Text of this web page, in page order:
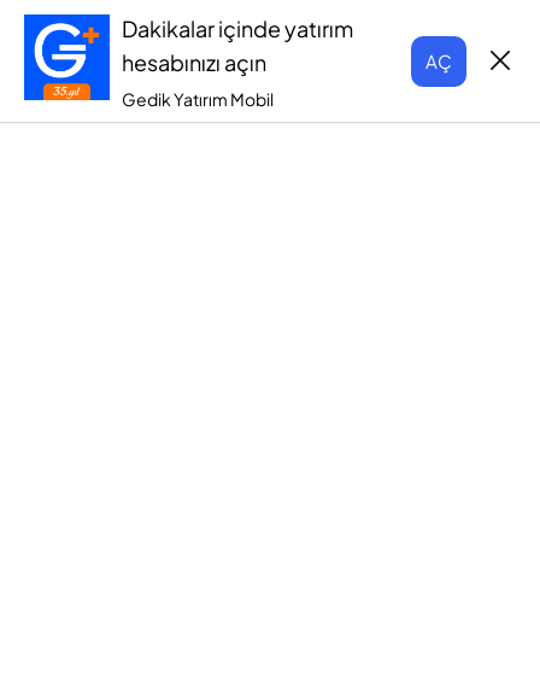
Dakikalar içinde yatırım
hesabınızı açın
Gedik Yatırım Mobil
AÇ